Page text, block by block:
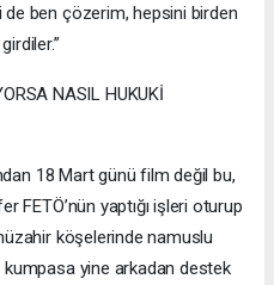
ben çözerim, hepsini birden
NASIL HUKUKİ
18 Mart günü film değil bu,
FETÖ’nün yaptığı işleri oturup
köşelerinde namuslu
kumpasa yine arkadan destek